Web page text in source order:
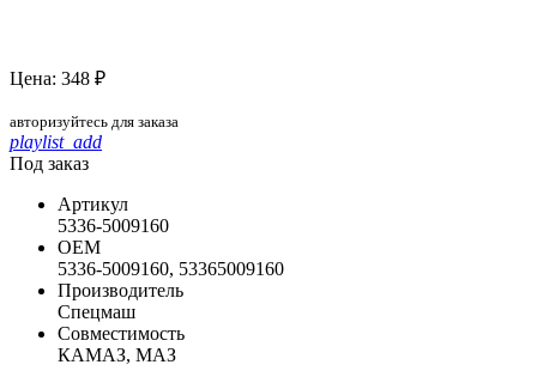
Цена: 348 ₽
авторизуйтесь для заказа
playlist_add
Под заказ
Артикул
5336-5009160
ОЕМ
5336-5009160, 53365009160
Производитель
Спецмаш
Совместимость
КАМАЗ, МАЗ